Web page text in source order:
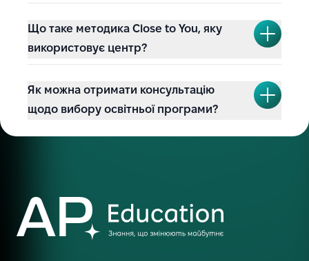
Що таке методика Close to You, яку
використовує центр?
Як можна отримати консультацію
щодо вибору освітньої програми?